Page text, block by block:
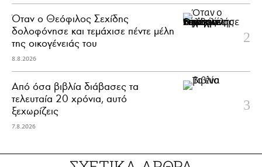
Όταν ο Θεόφιλος Σεχίδης
δολοφόνησε και τεμάχισε πέντε μέλη
της οικογένειάς του
8.8.2026
Από όσα βιβλία διάβασες τα
τελευταία 20 χρόνια, αυτό
ξεχωρίζεις
7.8.2026